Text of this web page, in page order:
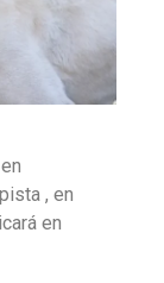
, en
en